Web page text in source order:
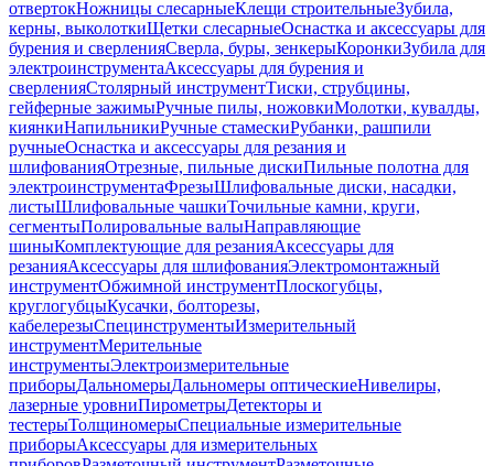
отвертокНожницы слесарныеКлещи строительныеЗубила,
керны, выколоткиЩетки слесарныеОснастка и аксессуары для
бурения и сверленияСверла, буры, зенкерыКоронкиЗубила для
электроинструментаАксессуары для бурения и
сверленияСтолярный инструментТиски, струбцины,
гейферные зажимыРучные пилы, ножовкиМолотки, кувалды,
киянкиНапильникиРучные стамескиРубанки, рашпили
ручныеОснастка и аксессуары для резания и
шлифованияОтрезные, пильные дискиПильные полотна для
электроинструментаФрезыШлифовальные диски, насадки,
листыШлифовальные чашкиТочильные камни, круги,
сегментыПолировальные валыНаправляющие
шиныКомплектующие для резанияАксессуары для
резанияАксессуары для шлифованияЭлектромонтажный
инструментОбжимной инструментПлоскогубцы,
круглогубцыКусачки, болторезы,
кабелерезыСпецинструментыИзмерительный
инструментМерительные
инструментыЭлектроизмерительные
приборыДальномерыДальномеры оптическиеНивелиры,
лазерные уровниПирометрыДетекторы и
тестерыТолщиномерыСпециальные измерительные
приборыАксессуары для измерительных